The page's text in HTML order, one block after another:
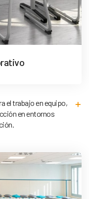
el trabajo en equipo,
en entornos